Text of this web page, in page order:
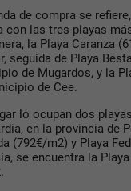
de compra se
con las tres playas
la Playa Caranza
seguida de Playa
de Mugardos, y la
de Cee.
lo ocupan dos
en la provincia de
(792€/m2) y Playa
se encuentra la